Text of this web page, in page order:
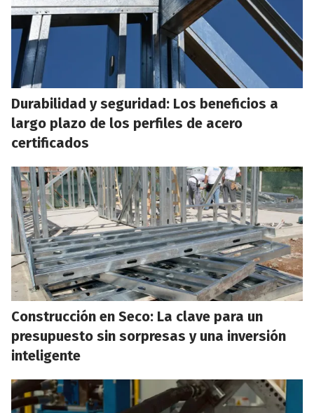
Durabilidad y seguridad: Los beneficios a
largo plazo de los perfiles de acero
certificados
Construcción en Seco: La clave para un
presupuesto sin sorpresas y una inversión
inteligente